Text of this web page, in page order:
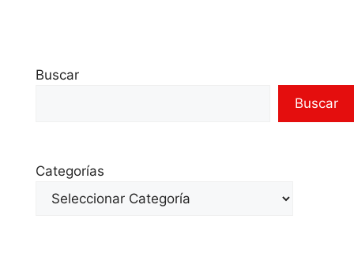
Buscar
Buscar
Categorías